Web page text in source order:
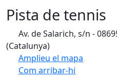
Pista de tennis
Av. de Salarich, s/n -
(Catalunya)
Amplieu el mapa
Com arribar-hi